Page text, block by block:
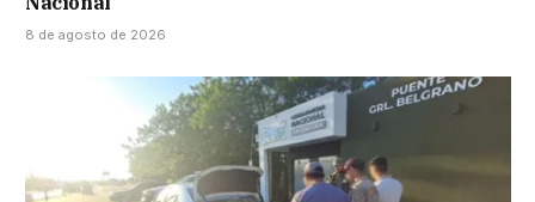
8 de agosto de 2026